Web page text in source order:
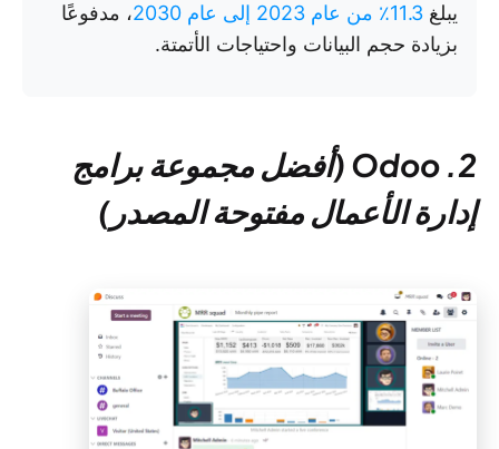
يبلغ 11.3٪ من عام 2023 إلى عام 2030
، مدفوعًا
بزيادة حجم البيانات واحتياجات الأتمتة.
2. Odoo (أفضل مجموعة برامج
إدارة الأعمال مفتوحة المصدر)